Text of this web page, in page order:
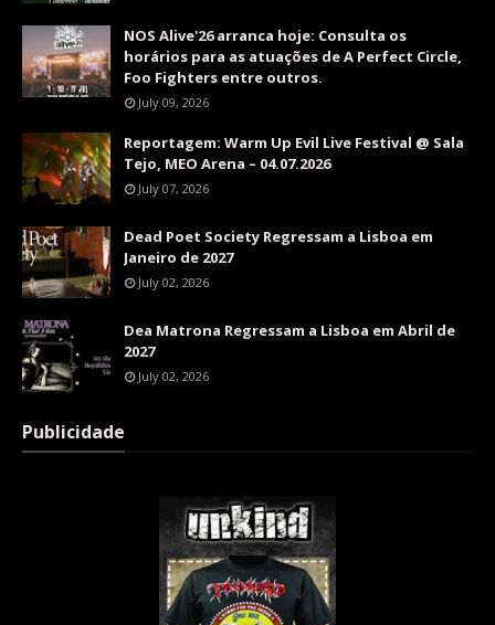
NOS Alive'26 arranca hoje: Consulta os
horários para as atuações de A Perfect Circle,
Foo Fighters entre outros.
July 09, 2026
Reportagem: Warm Up Evil Live Festival @ Sala
Tejo, MEO Arena – 04.07.2026
July 07, 2026
Dead Poet Society Regressam a Lisboa em
Janeiro de 2027
July 02, 2026
Dea Matrona Regressam a Lisboa em Abril de
2027
July 02, 2026
Publicidade